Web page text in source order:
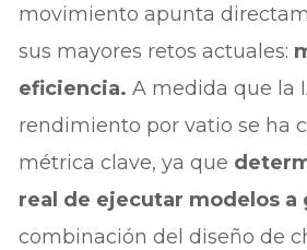
movimiento apunta
sus mayores retos actuales:
eficiencia. A medida que la
rendimiento por vatio se ha
métrica clave, ya que
real de ejecutar modelos a
combinación del diseño de